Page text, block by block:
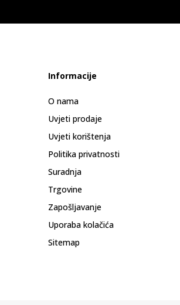
Informacije
O nama
Uvjeti prodaje
Uvjeti korištenja
Politika privatnosti
Suradnja
Trgovine
Zapošljavanje
Uporaba kolačića
Sitemap